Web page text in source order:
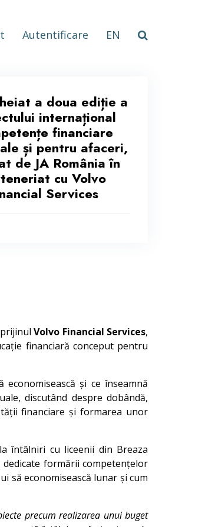
Autentificare EN
a doua ediție a
internațional
financiare
și pentru afaceri,
de JA România în
cu Volvo
Services
Volvo Financial Services,
financiară conceput pentru
și ce înseamnă
discutând despre dobândă,
financiare și formarea unor
întâlniri cu liceenii din Breaza
formării competențelor
să economisească lunar și cum
precum realizarea unui buget